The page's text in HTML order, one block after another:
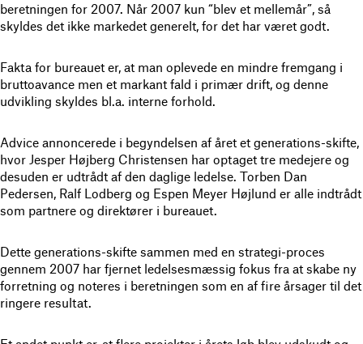
beretningen for 2007. Når 2007 kun “blev et mellemår”, så
skyldes det ikke markedet generelt, for det har været godt.
Fakta for bureauet er, at man oplevede en mindre fremgang i
bruttoavance men et markant fald i primær drift, og denne
udvikling skyldes bl.a. interne forhold.
Advice annoncerede i begyndelsen af året et generations-skifte,
hvor Jesper Højberg Christensen har optaget tre medejere og
desuden er udtrådt af den daglige ledelse. Torben Dan
Pedersen, Ralf Lodberg og Espen Meyer Højlund er alle indtrådt
som partnere og direktører i bureauet.
Dette generations-skifte sammen med en strategi-proces
gennem 2007 har fjernet ledelsesmæssig fokus fra at skabe ny
forretning og noteres i beretningen som en af fire årsager til det
ringere resultat.